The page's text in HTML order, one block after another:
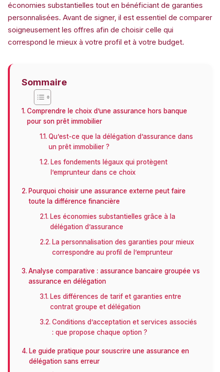
économies substantielles tout en bénéficiant de garanties
personnalisées. Avant de signer, il est essentiel de comparer
soigneusement les offres afin de choisir celle qui
correspond le mieux à votre profil et à votre budget.
Sommaire
Comprendre le choix d’une assurance hors banque
pour son prêt immobilier
Qu’est-ce que la délégation d’assurance dans
un prêt immobilier ?
Les fondements légaux qui protègent
l’emprunteur dans ce choix
Pourquoi choisir une assurance externe peut faire
toute la différence financière
Les économies substantielles grâce à la
délégation d’assurance
La personnalisation des garanties pour mieux
correspondre au profil de l’emprunteur
Analyse comparative : assurance bancaire groupée vs
assurance en délégation
Les différences de tarif et garanties entre
contrat groupe et délégation
Conditions d’acceptation et services associés
: que propose chaque option ?
Le guide pratique pour souscrire une assurance en
délégation sans erreur